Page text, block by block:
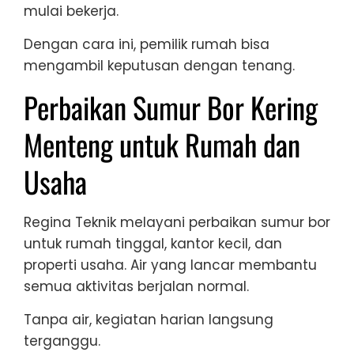
mulai bekerja.
Dengan cara ini, pemilik rumah bisa
mengambil keputusan dengan tenang.
Perbaikan Sumur Bor Kering
Menteng untuk Rumah dan
Usaha
Regina Teknik melayani perbaikan sumur bor
untuk rumah tinggal, kantor kecil, dan
properti usaha. Air yang lancar membantu
semua aktivitas berjalan normal.
Tanpa air, kegiatan harian langsung
terganggu.